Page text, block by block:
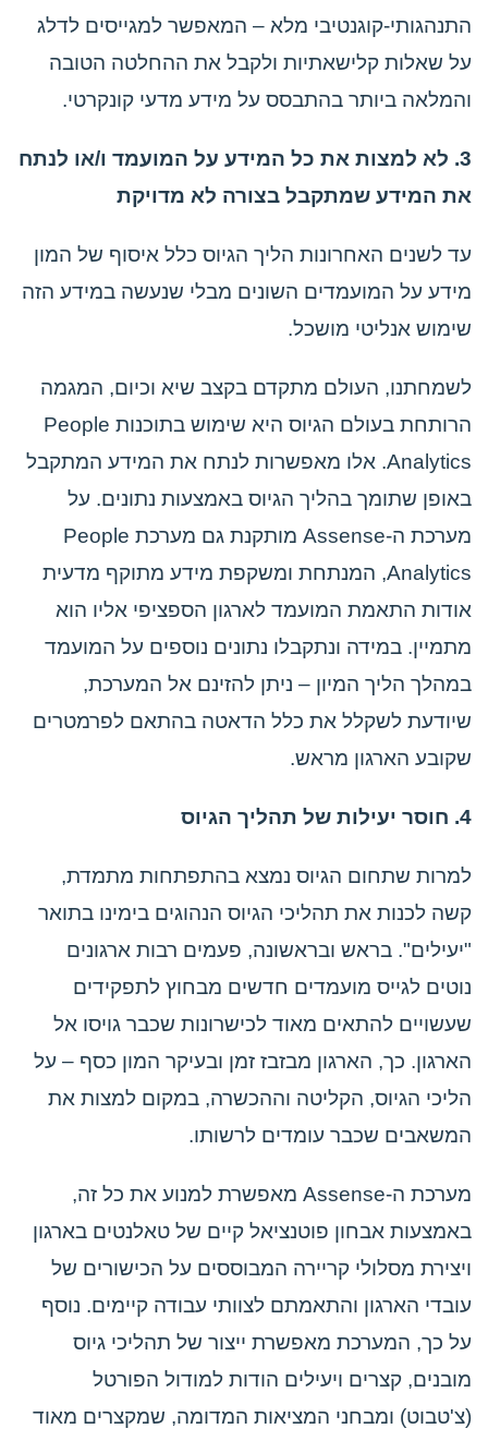
התנהגותי-קוגנטיבי מלא – המאפשר למגייסים לדלג
על שאלות קלישאתיות ולקבל את ההחלטה הטובה
והמלאה ביותר בהתבסס על מידע מדעי קונקרטי.
3. לא למצות את כל המידע על המועמד ו/או לנתח
את המידע שמתקבל בצורה לא מדויקת
עד לשנים האחרונות הליך הגיוס כלל איסוף של המון
מידע על המועמדים השונים מבלי שנעשה במידע הזה
שימוש אנליטי מושכל.
לשמחתנו, העולם מתקדם בקצב שיא וכיום, המגמה
הרותחת בעולם הגיוס היא שימוש בתוכנות People
Analytics. אלו מאפשרות לנתח את המידע המתקבל
באופן שתומך בהליך הגיוס באמצעות נתונים. על
מערכת ה-Assense מותקנת גם מערכת People
Analytics, המנתחת ומשקפת מידע מתוקף מדעית
אודות התאמת המועמד לארגון הספציפי אליו הוא
מתמיין. במידה ונתקבלו נתונים נוספים על המועמד
במהלך הליך המיון – ניתן להזינם אל המערכת,
שיודעת לשקלל את כלל הדאטה בהתאם לפרמטרים
שקובע הארגון מראש.
4. חוסר יעילות של תהליך הגיוס
למרות שתחום הגיוס נמצא בהתפתחות מתמדת,
קשה לכנות את תהליכי הגיוס הנהוגים בימינו בתואר
"יעילים". בראש ובראשונה, פעמים רבות ארגונים
נוטים לגייס מועמדים חדשים מבחוץ לתפקידים
שעשויים להתאים מאוד לכישרונות שכבר גויסו אל
הארגון. כך, הארגון מבזבז זמן ובעיקר המון כסף – על
הליכי הגיוס, הקליטה וההכשרה, במקום למצות את
המשאבים שכבר עומדים לרשותו.
מערכת ה-Assense מאפשרת למנוע את כל זה,
באמצעות אבחון פוטנציאל קיים של טאלנטים בארגון
ויצירת מסלולי קריירה המבוססים על הכישורים של
עובדי הארגון והתאמתם לצוותי עבודה קיימים. נוסף
על כך, המערכת מאפשרת ייצור של תהליכי גיוס
מובנים, קצרים ויעילים הודות למודול הפורטל
(צ'טבוט) ומבחני המציאות המדומה, שמקצרים מאוד